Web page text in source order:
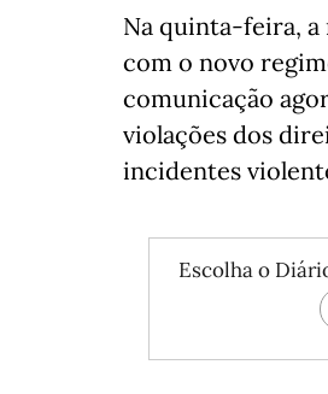
Na quinta-feira, a
com o novo
comunicação
violações dos
incidentes
Escolha o